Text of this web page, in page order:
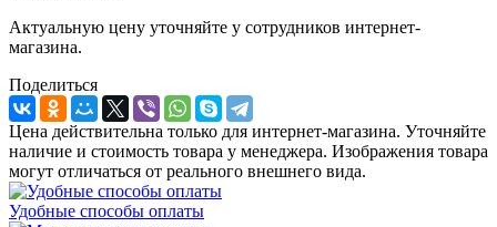
Актуальную цену уточняйте у сотрудников интернет-
магазина.
Поделиться
Цена действительна только для интернет-магазина. Уточняйте
наличие и стоимость товара у менеджера. Изображения товара
могут отличаться от реального внешнего вида.
Удобные способы оплаты